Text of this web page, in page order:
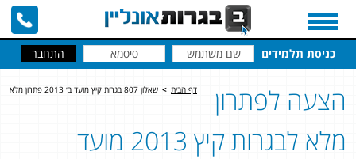
כניסת תלמידים
דף הבית > שאלון 807 בגרות קיץ מועד ב׳ 2013 פתרון מלא
הצעה לפתרון
מלא לבגרות קיץ 2013 מועד